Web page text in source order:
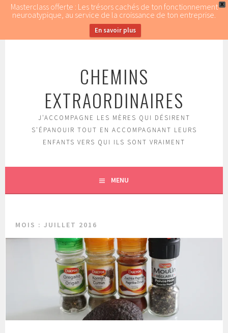
X
Masterclass offerte : Les trésors cachés de ton fonctionnement
neuroatypique, au service de la croissance de ton entreprise.
En savoir plus
CHEMINS
EXTRAORDINAIRES
J'ACCOMPAGNE LES MÈRES QUI DÉSIRENT
S'ÉPANOUIR TOUT EN ACCOMPAGNANT LEURS
ENFANTS VERS QUI ILS SONT VRAIMENT
MENU
MOIS : JUILLET 2016